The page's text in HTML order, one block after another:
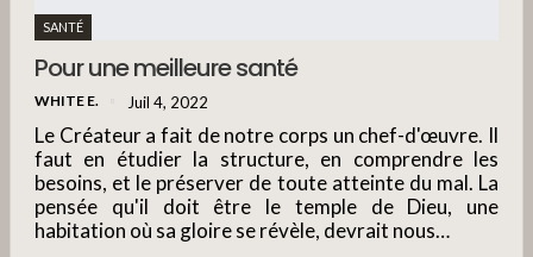
SANTÉ
Pour une meilleure santé
WHITE E. Juil 4, 2022
Le Créateur a fait de notre corps un chef-d'œuvre. Il
faut en étudier la structure, en comprendre les
besoins, et le préserver de toute atteinte du mal. La
pensée qu'il doit être le temple de Dieu, une
habitation où sa gloire se révèle, devrait nous…